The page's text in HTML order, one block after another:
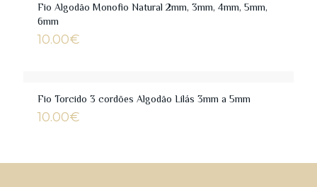
Fio Algodão Monofio Natural 2mm, 3mm, 4mm, 5mm,
6mm
10.00€
Fio Torcido 3 cordões Algodão Lilás 3mm a 5mm
10.00€